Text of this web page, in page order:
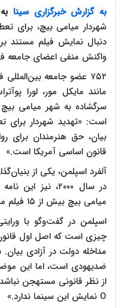
به گزارش خبرگزاری سینا
دنبال نمایش فیلم مستند
واکنش منفی اعضای جامعه
۷۵۲ عضو جامعه
مانند مایکل مور، لورا
سرگشاده به شهر میامی
بیان، حق هنرمندان برای
قانون اساسی آمریکا است.»
آلفرد اسپلمن، یکی از
در سال ۲۰۰۰،
میامی بیچ بیش از ۱۵ فیلم مستند را تولید کرده است.
اسپلمن در گفت‌وگو با
چیزی است که اصل اول
مداخله دولت در آزادی
ضدیهودی است، اما این
از نظر قانونی مستهجن
O نمایش این سینما ندارد.»